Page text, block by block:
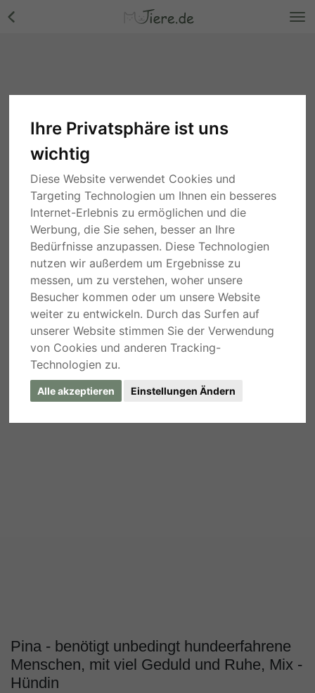
Ihre Privatsphäre ist uns
wichtig
Diese Website verwendet Cookies und
Targeting Technologien um Ihnen ein besseres
Internet-Erlebnis zu ermöglichen und die
Werbung, die Sie sehen, besser an Ihre
Bedürfnisse anzupassen. Diese Technologien
nutzen wir außerdem um Ergebnisse zu
messen, um zu verstehen, woher unsere
Besucher kommen oder um unsere Website
weiter zu entwickeln. Durch das Surfen auf
unserer Website stimmen Sie der Verwendung
von Cookies und anderen Tracking-
Technologien zu.
Alle akzeptieren Einstellungen Ändern
Pina - benötigt unbedingt hundeerfahrene
Menschen, mit viel Geduld und Ruhe, Mix -
Hündin